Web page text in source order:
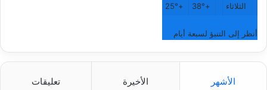
الثلاثاء
+
38°
+
25°
أنظر إلى التنبؤ لسبعة أيام
الأشهر الأخيرة تعليقات